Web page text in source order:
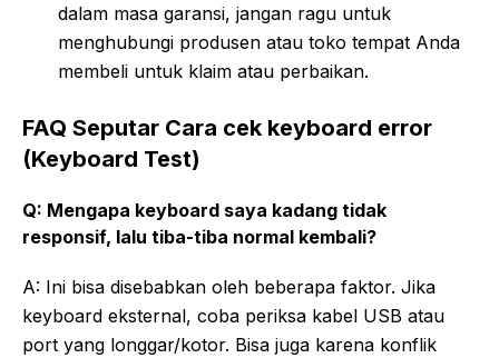
dalam masa garansi, jangan ragu untuk
menghubungi produsen atau toko tempat Anda
membeli untuk klaim atau perbaikan.
FAQ Seputar Cara cek keyboard error
(Keyboard Test)
Q: Mengapa keyboard saya kadang tidak
responsif, lalu tiba-tiba normal kembali?
A: Ini bisa disebabkan oleh beberapa faktor. Jika
keyboard eksternal, coba periksa kabel USB atau
port yang longgar/kotor. Bisa juga karena konflik